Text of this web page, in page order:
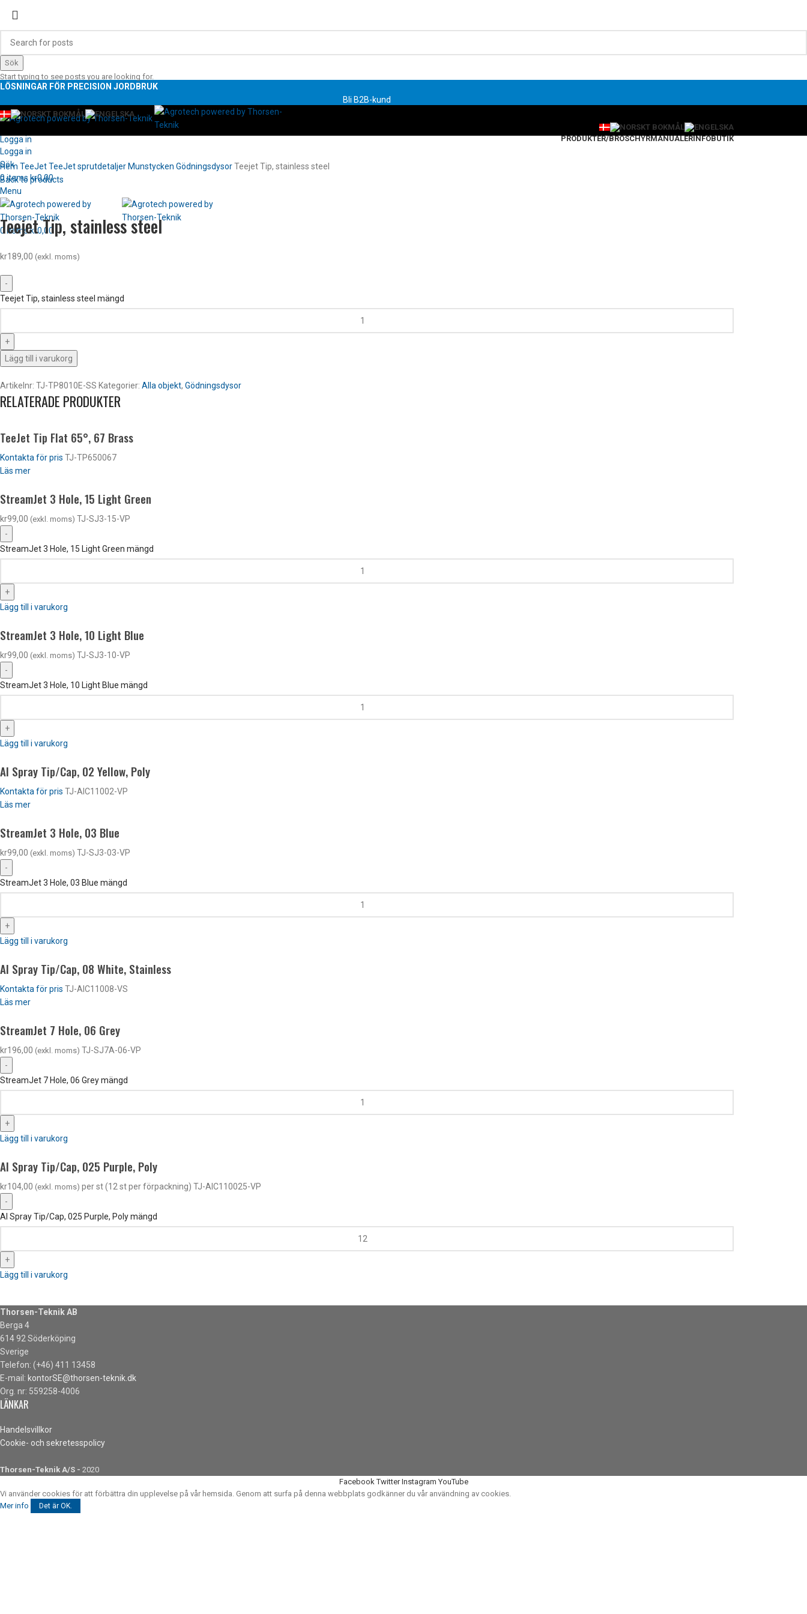
LÖSNINGAR FÖR PRECISION JORDBRUK
Bli B2B-kund
Logga in PRODUKTER/BROSCHYRMANUALERINFOBUTIK
Logga in
Sök
0items kr0,00
Menu
0 itemskr0,00
Hem TeeJetTeeJet sprutdetaljer Munstycken GödningsdysorTeejet Tip, stainless steel
Back to products
Klicka för att förstora
Teejet Tip, stainless steel
kr189,00 (exkl. moms)
Teejet Tip, stainless steel mängd
Lägg till i varukorg
Artikelnr: TJ-TP8010E-SS Kategorier: Alla objekt, Gödningsdysor
RELATERADE PRODUKTER
TeeJet Tip Flat 65°, 67 Brass
Kontakta för pris TJ-TP650067
Läs mer
StreamJet 3 Hole, 15 Light Green
kr99,00 (exkl. moms) TJ-SJ3-15-VP
StreamJet 3 Hole, 15 Light Green mängd
Lägg till i varukorg
StreamJet 3 Hole, 10 Light Blue
kr99,00 (exkl. moms) TJ-SJ3-10-VP
StreamJet 3 Hole, 10 Light Blue mängd
Lägg till i varukorg
AI Spray Tip/Cap, 02 Yellow, Poly
Kontakta för pris TJ-AIC11002-VP
Läs mer
StreamJet 3 Hole, 03 Blue
kr99,00 (exkl. moms) TJ-SJ3-03-VP
StreamJet 3 Hole, 03 Blue mängd
Lägg till i varukorg
AI Spray Tip/Cap, 08 White, Stainless
Kontakta för pris TJ-AIC11008-VS
Läs mer
StreamJet 7 Hole, 06 Grey
kr196,00 (exkl. moms) TJ-SJ7A-06-VP
StreamJet 7 Hole, 06 Grey mängd
Lägg till i varukorg
AI Spray Tip/Cap, 025 Purple, Poly
kr104,00 (exkl. moms) per st (12 st per förpackning) TJ-AIC110025-VP
AI Spray Tip/Cap, 025 Purple, Poly mängd
Lägg till i varukorg
Thorsen-Teknik AB
Berga 4
614 92 Söderköping
Sverige
Telefon: (+46) 411 13458
E-mail: kontorSE@thorsen-teknik.dk
Org. nr: 559258-4006
LÄNKAR
Handelsvillkor
Cookie- och sekretesspolicy
Thorsen-Teknik A/S - 2020
Facebook Twitter Instagram YouTube
Vi använder cookies för att förbättra din upplevelse på vår hemsida. Genom att surfa på denna webbplats godkänner du vår användning av cookies.
Mer info
Det är OK.
Sök
Start typing to see posts you are looking for.